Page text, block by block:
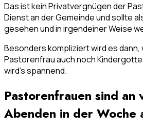
Das ist kein Privatvergnügen der
Dienst an der Gemeinde und sollte
gesehen und in irgendeiner Weise
Besonders kompliziert wird es dann,
Pastorenfrau auch noch
wird’s spannend.
Pastorenfrauen sind an
Abenden in der Woche